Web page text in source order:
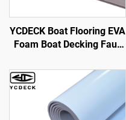
YCDECK Boat Flooring EVA
Foam Boat Decking Faux
Mat Boat Carpet Sheet
para sa Jon Boats Swim
Platform Helm Pad RV
Floor